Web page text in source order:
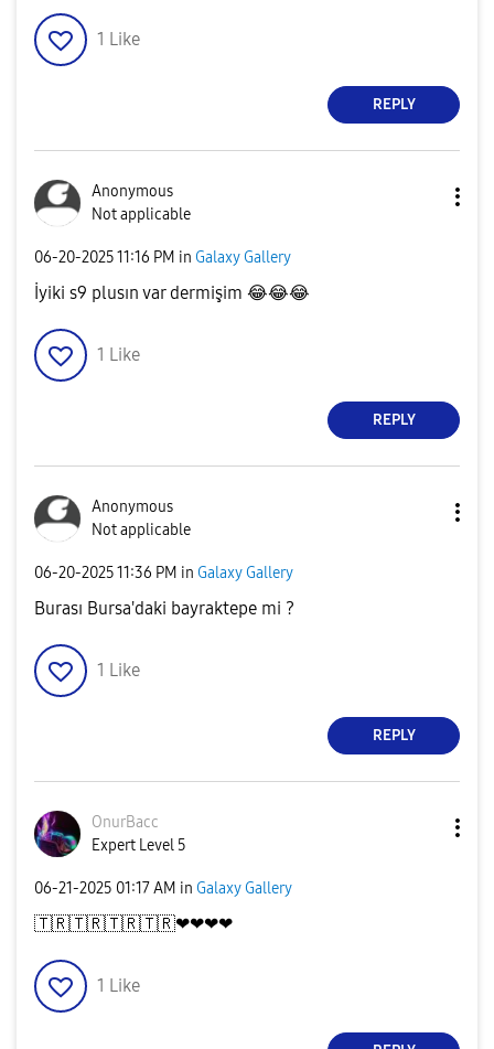
1 Like
REPLY
Anonymous
Not applicable
‎06-20-202511:16 PM in Galaxy Gallery
İyiki s9 plusın var dermişim 😂😂😂
1 Like
REPLY
Anonymous
Not applicable
‎06-20-202511:36 PM in Galaxy Gallery
Burası Bursa'daki bayraktepe mi ?
1 Like
REPLY
OnurBacc
Expert Level 5
‎06-21-2025 01:17 AM in Galaxy Gallery
🇹🇷🇹🇷🇹🇷🇹🇷❤❤❤❤
1 Like